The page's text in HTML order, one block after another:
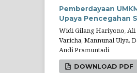
Pemberdayaan
Upaya Pencegahan
Widi Gilang Hariyono, Ali
Varicha, Mannunal Ulya,
Andi Pramuntadi
DOWNLOAD PDF